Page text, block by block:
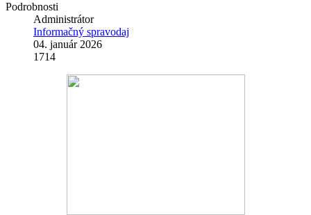
Podrobnosti
Administrátor
Informačný spravodaj
04. január 2026
1714